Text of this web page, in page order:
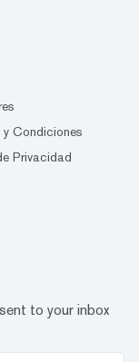
y Condiciones
Privacidad
to your inbox